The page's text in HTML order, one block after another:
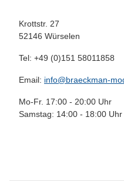
Krottstr. 27
52146 Würselen
Tel: +49 (0)151 58011858
Email: info@braeckman-
Mo-Fr. 17:00 - 20:00 Uhr
Samstag: 14:00 - 18:00 Uhr